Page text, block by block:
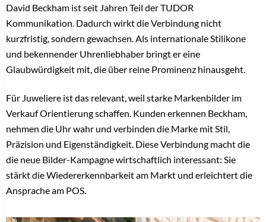
David Beckham ist seit Jahren Teil der TUDOR
Kommunikation. Dadurch wirkt die Verbindung nicht
kurzfristig, sondern gewachsen. Als internationale Stilikone
und bekennender Uhrenliebhaber bringt er eine
Glaubwürdigkeit mit, die über reine Prominenz hinausgeht.
Für Juweliere ist das relevant, weil starke Markenbilder im
Verkauf Orientierung schaffen. Kunden erkennen Beckham,
nehmen die Uhr wahr und verbinden die Marke mit Stil,
Präzision und Eigenständigkeit. Diese Verbindung macht die
die neue Bilder-Kampagne wirtschaftlich interessant: Sie
stärkt die Wiedererkennbarkeit am Markt und erleichtert die
Ansprache am POS.